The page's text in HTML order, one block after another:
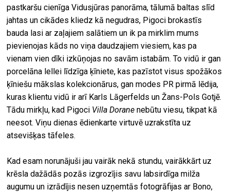
pastkaršu cienīga Vidusjūras panorāma, tālumā baltas slīd
jahtas un cikādes kliedz kā negudras, Pigoci brokastīs
bauda lasi ar zaļajiem salātiem un ik pa mirklim mums
pievienojas kāds no viņa daudzajiem viesiem, kas pa
vienam vien dīki izkūņojas no savām istabām. To vidū ir gan
porcelāna lellei līdzīga ķīniete, kas pazīstot visus spožākos
ķīniešu mākslas kolekcionārus, gan modes PR pirmā lēdija,
kuras klientu vidū ir arī Karls Lāgerfelds un Žans-Pols Gotjē.
Tādu mirkļu, kad Pigoci Villa Dorane nebūtu viesu, tikpat kā
neesot. Viņu dienas ēdienkarte virtuvē uzrakstīta uz
atsevišķas tāfeles.
Kad esam norunājuši jau vairāk nekā stundu, vairākkārt uz
krēsla dažādās pozās izgrozījis savu labsirdīga milža
augumu un izrādījis nesen uzņemtās fotogrāfijas ar Bono,